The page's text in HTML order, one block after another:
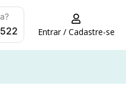
Entrar / Cadastre-se